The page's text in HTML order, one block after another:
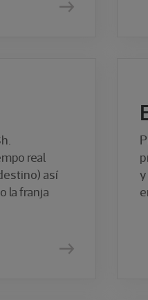
real
así
la franja
y